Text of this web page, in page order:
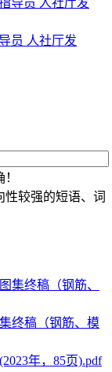
员 人社厅发
较强的短语、词
终稿（钢筋、模